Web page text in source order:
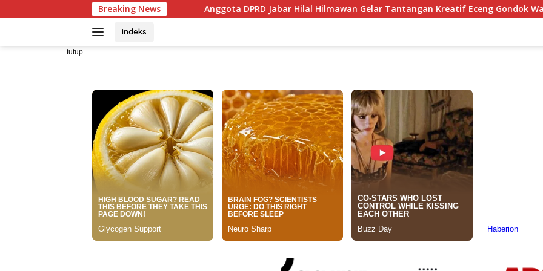
ke
Breaking News
Anggota DPRD Jabar Hilal Hilmawan Gelar Tantangan Kreatif Eceng Gondok Waduk Bojongsari,
Indeks
tutup